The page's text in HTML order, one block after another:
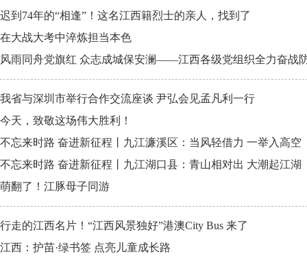
迟到74年的“相逢”！这名江西籍烈士的亲人，找到了
在大战大考中淬炼担当本色
风雨同舟党旗红 众志成城保安澜——江西各级党组织全力奋战
我省与深圳市举行合作交流座谈 尹弘会见孟凡利一行
今天，致敬这场伟大胜利！
不忘来时路 奋进新征程丨九江濂溪区：当风轻借力 一举入高空
不忘来时路 奋进新征程丨九江湖口县：青山相对出 大潮起江湖
萌翻了！江豚母子同游
行走的江西名片！“江西风景独好”港澳City Bus 来了
江西：护苗·绿书签 点亮儿童成长路